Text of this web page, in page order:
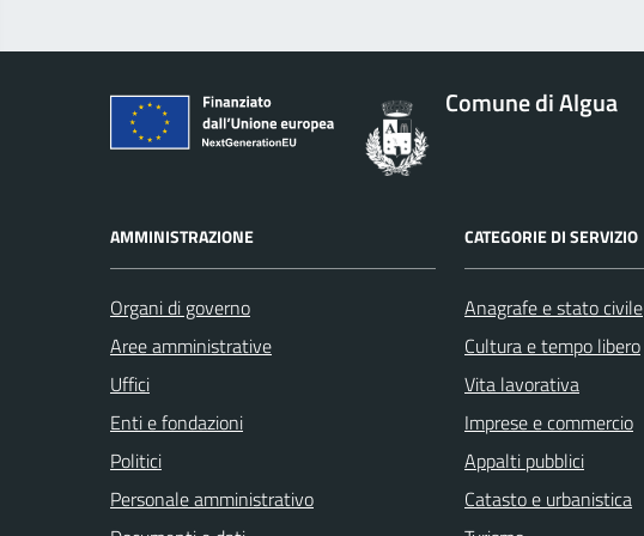
Comune di Algua
AMMINISTRAZIONE
Organi di governo
Aree amministrative
Uffici
Enti e fondazioni
Politici
Personale amministrativo
CATEGORIE DI SERVIZIO
Anagrafe e stato civile
Cultura e tempo libero
Vita lavorativa
Imprese e commercio
Appalti pubblici
Catasto e urbanistica